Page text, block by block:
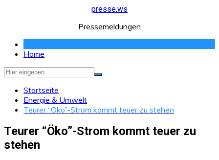
presse.ws
Pressemeldungen
Home
Startseite
Energie & Umwelt
Teurer “Öko”-Strom kommt teuer zu stehen
Teurer “Öko”-Strom kommt teuer zu
stehen